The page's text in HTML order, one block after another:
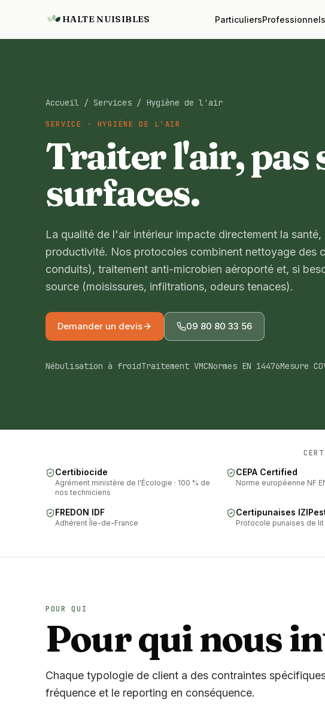
HALTE NUISIBLES ParticuliersProfessionnels
Accueil / Services / Hygiène de l'air
SERVICE · HYGIÈNE DE L'AIR
Traiter l'air, pas
surfaces.
La qualité de l'air intérieur impacte directement la
productivité. Nos protocoles combinent nettoyage des
conduits), traitement anti-microbien aéroporté et, si
source (moisissures, infiltrations, odeurs tenaces).
Demander un devis 09 80 80 33 56
Nébulisation à froidTraitement VMCNormes EN 14476Mesure
Certibiocide
Agrément ministère de l'Écologie · 100 % de
nos techniciens
CEPA Certified
Norme européenne NF
FREDON IDF
Adhérent Île-de-France
Certipunaises
Protocole punaises de lit
POUR QUI
Pour qui nous
Chaque typologie de client a des contraintes
fréquence et le reporting en conséquence.